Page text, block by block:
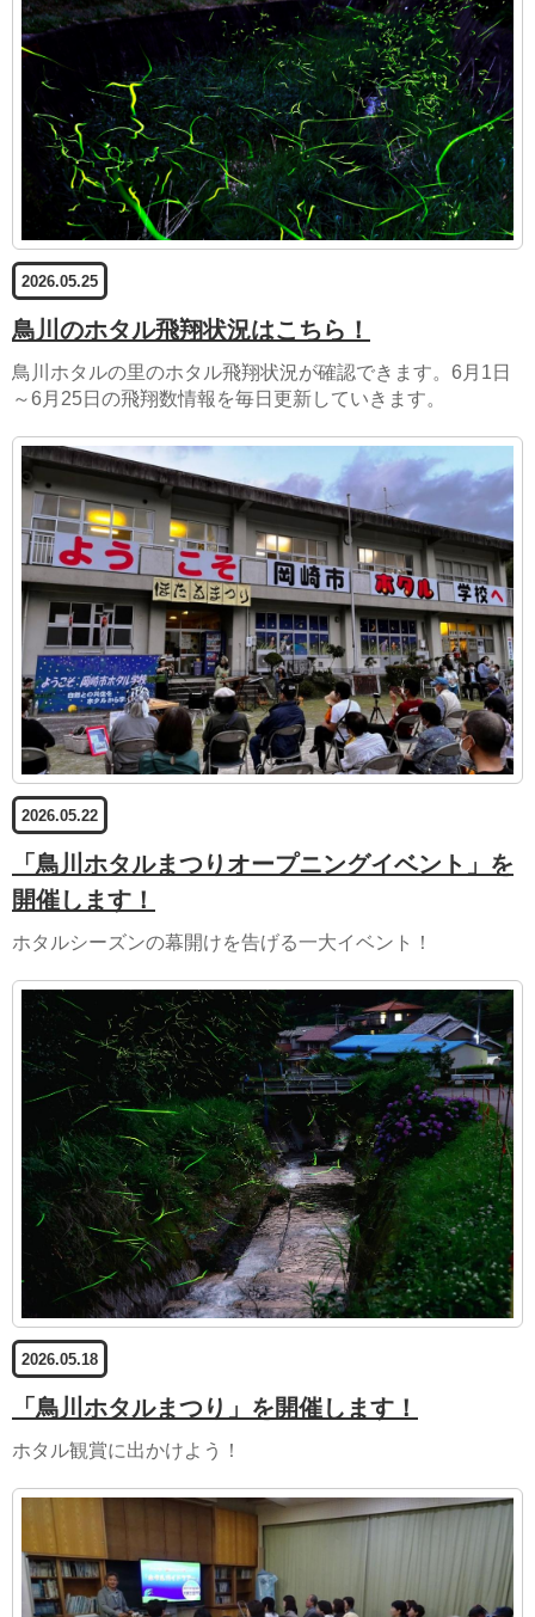
2026.05.25
鳥川のホタル飛翔状況はこちら！
鳥川ホタルの里のホタル飛翔状況が確認できます。6月1日
～6月25日の飛翔数情報を毎日更新していきます。
2026.05.22
「鳥川ホタルまつりオープニングイベント」を
開催します！
ホタルシーズンの幕開けを告げる一大イベント！
2026.05.18
「鳥川ホタルまつり」を開催します！
ホタル観賞に出かけよう！